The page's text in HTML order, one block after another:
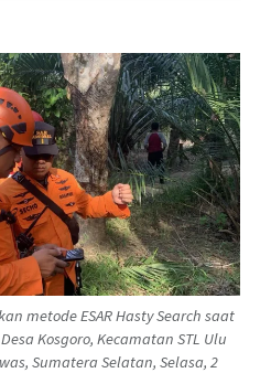
metode ESAR Hasty Search saat
Kosgoro, Kecamatan STL Ulu
Sumatera Selatan, Selasa, 2